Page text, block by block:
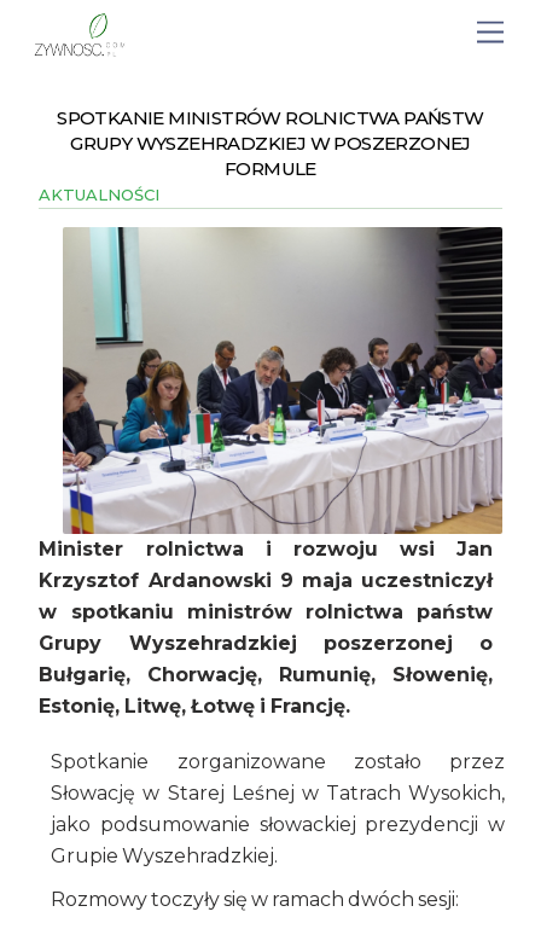
SPOTKANIE MINISTRÓW ROLNICTWA PAŃSTW
GRUPY WYSZEHRADZKIEJ W POSZERZONEJ
FORMULE
AKTUALNOŚCI
Minister rolnictwa i rozwoju wsi Jan
Krzysztof Ardanowski 9 maja uczestniczył
w spotkaniu ministrów rolnictwa państw
Grupy Wyszehradzkiej poszerzonej o
Bułgarię, Chorwację, Rumunię, Słowenię,
Estonię, Litwę, Łotwę i Francję.
Spotkanie zorganizowane zostało przez
Słowację w Starej Leśnej w Tatrach Wysokich,
jako podsumowanie słowackiej prezydencji w
Grupie Wyszehradzkiej.
Rozmowy toczyły się w ramach dwóch sesji: